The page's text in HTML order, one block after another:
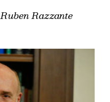
Ruben Razzante